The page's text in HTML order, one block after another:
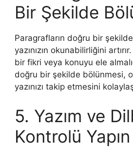
Bir Şekilde
Paragrafların doğru bir
yazınızın okunabilirliğini
bir fikri veya konuyu ele
doğru bir şekilde bölünmesi,
yazınızı takip etmesini
5. Yazım ve
Kontrolü Yapın